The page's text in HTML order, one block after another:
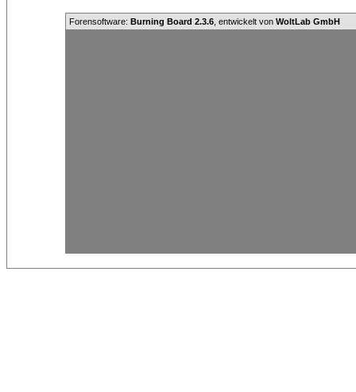
Forensoftware: Burning Board 2.3.6, entwickelt von WoltLab GmbH